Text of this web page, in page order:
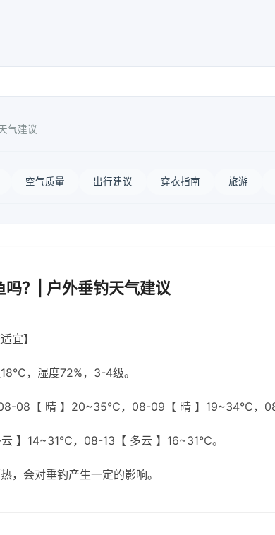
气建议
空气质量 出行建议 穿衣指南 旅游
吗？| 户外垂钓天气建议
宜】
，湿度72%，3-4级。
08【 晴 】20~35℃，08-09【 晴 】19~34℃，
】14~31℃，08-13【 多云 】16~31℃。
，会对垂钓产生一定的影响。